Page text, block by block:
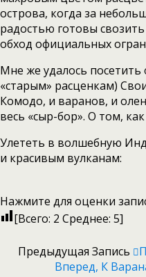
острова, когда за
радостью готовы
обход официальных
Мне же удалось
«старым» расценкам)
Комодо, и варанов, и
весь «сыр-бор». О том,
Улететь в волшебную
и красивым вулканам:
Нажмите для оценки
[Всего: 2 Среднее: 5]
Предыдущая Запись
Вперед, К